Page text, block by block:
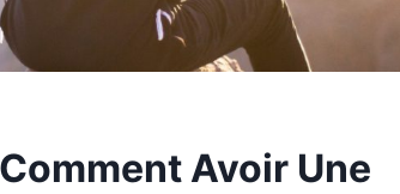
Avoir Une